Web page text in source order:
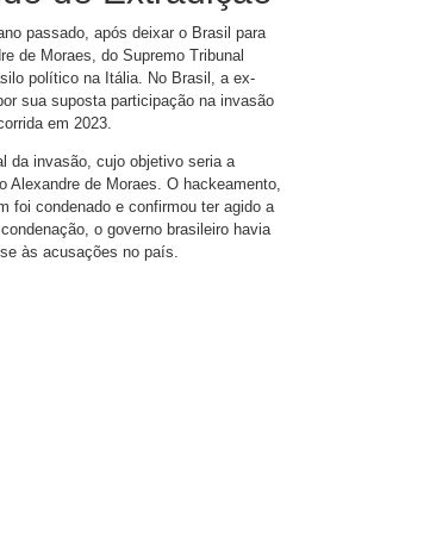
passado, após deixar o Brasil para
de Moraes, do Supremo Tribunal
político na Itália. No Brasil, a ex-
sua suposta participação na invasão
em 2023.
da invasão, cujo objetivo seria a
de Moraes. O hackeamento,
foi condenado e confirmou ter agido a
o governo brasileiro havia
às acusações no país.